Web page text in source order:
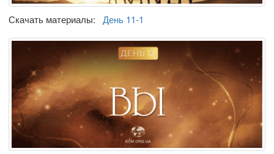
Скачать материалы: День 11-1